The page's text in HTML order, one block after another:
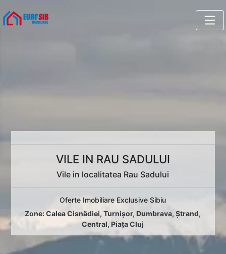
VILE IN RAU SADULUI
Vile in localitatea Rau Sadului
Oferte Imobiliare Exclusive Sibiu
Zone:Calea Cisnădiei,Turnișor,Dumbrava,Ștrand,
Central, Piața Cluj